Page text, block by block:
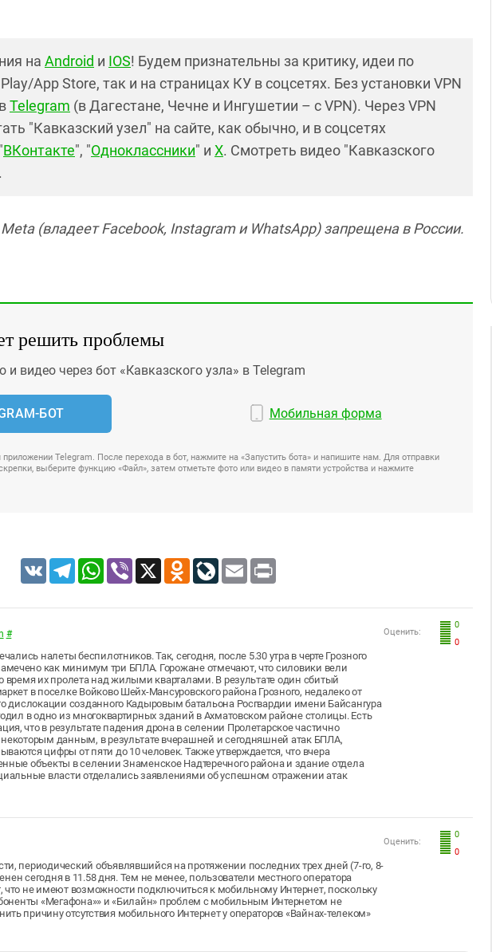
на Android и IOS! Будем признательны за критику, идеи по
App Store, так и на страницах КУ в соцсетях. Без установки VPN
Telegram (в Дагестане, Чечне и Ингушетии – с VPN). Через VPN
"Кавказский узел" на сайте, как обычно, и в соцсетях
ВКонтакте", "Одноклассники" и X. Смотреть видео "Кавказского
.
(владеет Facebook, Instagram и WhatsApp) запрещена в России.
решить проблемы
видео через бот «Кавказского узла» в Telegram
БОТ Мобильная форма
приложении Telegram. После перехода в бот, нажмите на «Запустить бота» и напишите нам. Для отправки
выберите функцию «Файл», затем отметьте фото или видео в памяти устройства и нажмите
VK TelegramWhatsApp
Viber X Odnoklassniki
LiveJournal
Email
0
0
Оценить:
#
налеты беспилотников. Так, сегодня, после 5.30 утра в черте Грозного
как минимум три БПЛА. Горожане отмечают, что силовики вели
время их пролета над жилыми кварталами. В результате один сбитый
в поселке Войково Шейх-Мансуровского района Грозного, недалеко от
дислокации созданного Кадыровым батальона Росгвардии имени Байсангура
в одно из многоквартирных зданий в Ахматовском районе столицы. Есть
что в результате падения дрона в селении Пролетарское частично
данным, в результате вчерашней и сегодняшней атак БПЛА,
цифры от пяти до 10 человек. Также утверждается, что вчера
объекты в селении Знаменское Надтеречного района и здание отдела
власти отделались заявлениями об успешном отражении атак
0
0
Оценить:
периодический объявлявшийся на протяжении последних трех дней (7-го, 8-
сегодня в 11.58 дня. Тем не менее, пользователи местного оператора
что не имеют возможности подключиться к мобильному Интернет, поскольку
«Мегафона»» и «Билайн» проблем с мобильным Интернетом не
причину отсутствия мобильного Интернет у операторов «Вайнах-телеком»